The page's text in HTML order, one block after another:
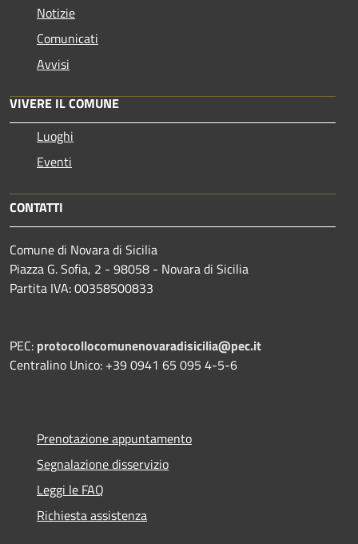
Notizie
Comunicati
Avvisi
VIVERE IL COMUNE
Luoghi
Eventi
CONTATTI
Comune di Novara di Sicilia
Piazza G. Sofia, 2 - 98058 - Novara di Sicilia
Partita IVA: 00358500833
PEC: protocollocomunenovaradisicilia@pec.it
Centralino Unico: +39 0941 65 095 4-5-6
Prenotazione appuntamento
Segnalazione disservizio
Leggi le FAQ
Richiesta assistenza